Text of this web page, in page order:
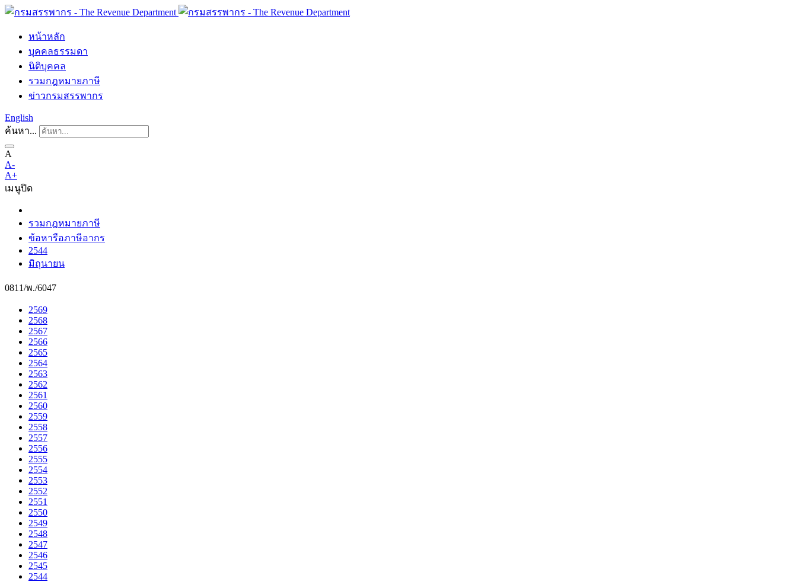
หน้าหลัก
บุคคลธรรมดา
นิติบุคคล
รวมกฎหมายภาษี
ข่าวกรมสรรพากร
English
ค้นหา...
A
A-
A+
เมนูปิด
รวมกฎหมายภาษี
ข้อหารือภาษีอากร
2544
มิถุนายน
0811/พ./6047
2569
2568
2567
2566
2565
2564
2563
2562
2561
2560
2559
2558
2557
2556
2555
2554
2553
2552
2551
2550
2549
2548
2547
2546
2545
2544